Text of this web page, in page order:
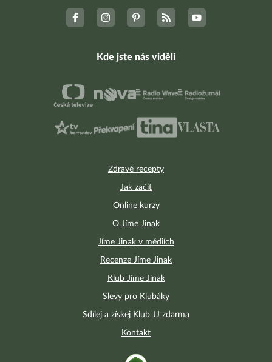
Zdravé recepty
Jak začít
Online kurzy
O Jíme Jinak
Jíme Jinak v médiích
Recenze Jíme Jinak
Klub Jíme Jinak
Slevy pro Klubáky
Sdílej a získej Klub JJ zdarma
Kontakt
Kde jste nás viděli